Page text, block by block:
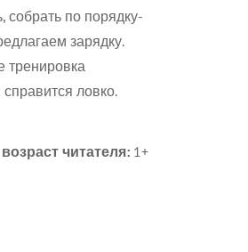
собрать по порядку-
зарядку.
ловко.
читателя: 1+